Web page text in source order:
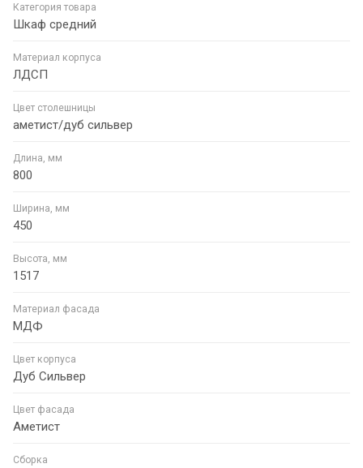
Категория товара
Шкаф средний
Материал корпуса
ЛДСП
Цвет столешницы
аметист/дуб сильвер
Длина, мм
800
Ширина, мм
450
Высота, мм
1517
Материал фасада
МДФ
Цвет корпуса
Дуб Сильвер
Цвет фасада
Аметист
Сборка